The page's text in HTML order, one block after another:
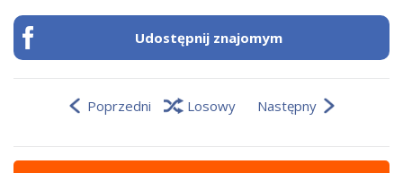
Udostępnij znajomym
Poprzedni Losowy Następny